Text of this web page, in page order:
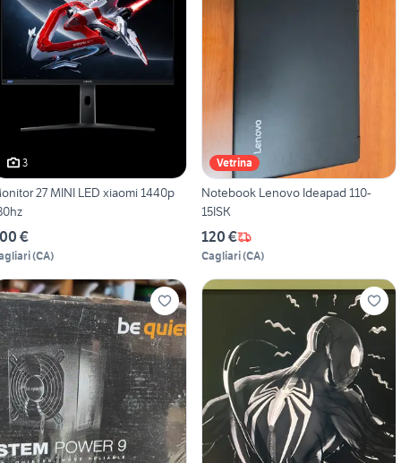
3
27 MINI LED xiaomi 1440p
€
(CA)
Vetrina
Notebook Lenovo Ideapad 110-
15ISK
120 €
Cagliari(CA)